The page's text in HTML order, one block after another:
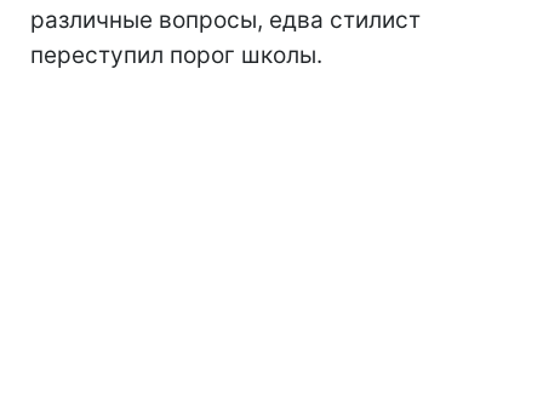
различные вопросы, едва стилист
переступил порог школы.